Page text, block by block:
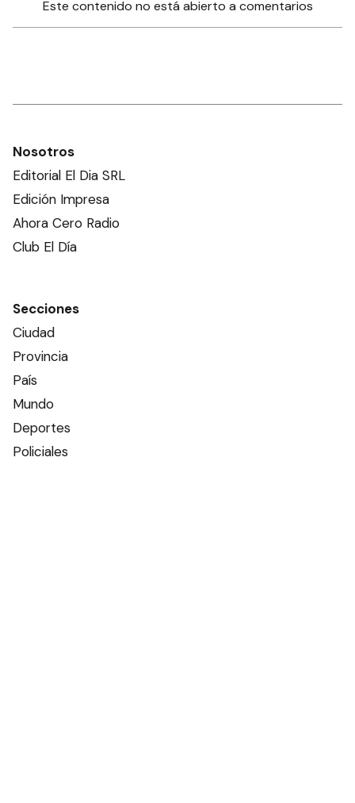
Este contenido no está abierto a comentarios
Nosotros
Editorial El Dia SRL
Edición Impresa
Ahora Cero Radio
Club El Día
Secciones
Ciudad
Provincia
País
Mundo
Deportes
Policiales